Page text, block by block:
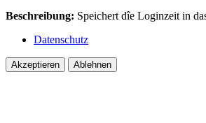
Beschreibung: Speichert dîe Loginzeit in
Datenschutz
Akzeptieren Ablehnen